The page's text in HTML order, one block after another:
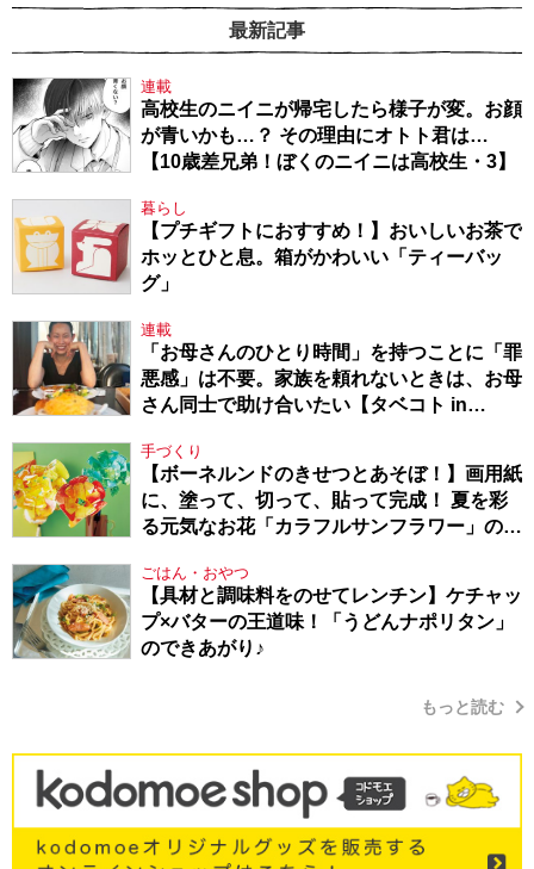
最新記事
連載
高校生のニイニが帰宅したら様子が変。お顔
が青いかも…？ その理由にオトト君は…
【10歳差兄弟！ぼくのニイニは高校生・3】
暮らし
【プチギフトにおすすめ！】おいしいお茶で
ホッとひと息。箱がかわいい「ティーバッ
グ」
連載
「お母さんのひとり時間」を持つことに「罪
悪感」は不要。家族を頼れないときは、お母
さん同士で助け合いたい【タベコト in
手づくり
【ボーネルンドのきせつとあそぼ！】画用紙
に、塗って、切って、貼って完成！ 夏を彩
る元気なお花「カラフルサンフラワー」の作
ごはん・おやつ
【具材と調味料をのせてレンチン】ケチャッ
プ×バターの王道味！「うどんナポリタン」
のできあがり♪
もっと読む